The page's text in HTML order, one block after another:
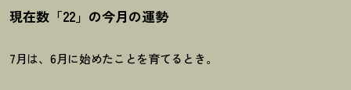
現在数「22」の今月の運勢
7月は、6月に始めたことを育てるとき。